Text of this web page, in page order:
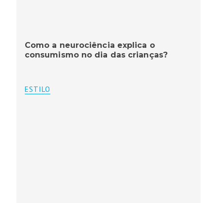
Como a neurociência explica o
consumismo no dia das crianças?
ESTILO